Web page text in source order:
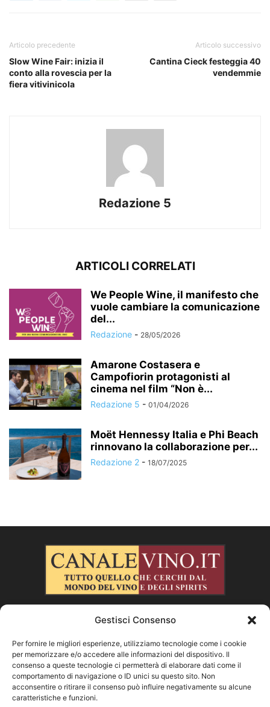
Articolo precedente
Slow Wine Fair: inizia il
conto alla rovescia per la
fiera vitivinicola
Articolo successivo
Cantina Cieck festeggia 40
vendemmie
Redazione 5
ARTICOLI CORRELATI
We People Wine, il manifesto che
vuole cambiare la comunicazione
del...
Redazione - 28/05/2026
Amarone Costasera e
Campofiorin protagonisti al
cinema nel film “Non è...
Redazione 5 - 01/04/2026
Moët Hennessy Italia e Phi Beach
rinnovano la collaborazione per...
Redazione 2 - 18/07/2025
CHI SIAMO
SEGUICI
Facebook
Gestisci Consenso
Per fornire le migliori esperienze, utilizziamo tecnologie come i cookie
per memorizzare e/o accedere alle informazioni del dispositivo. Il
consenso a queste tecnologie ci permetterà di elaborare dati come il
comportamento di navigazione o ID unici su questo sito. Non
acconsentire o ritirare il consenso può influire negativamente su alcune
caratteristiche e funzioni.